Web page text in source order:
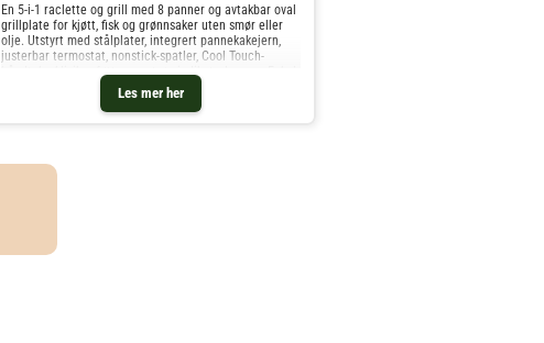
Les mer her
En 5-i-1 raclette og grill med 8 panner og avtakbar oval
grillplate for kjøtt, fisk og grønnsaker uten smør eller
olje. Utstyrt med stålplater, integrert pannekakejern,
justerbar termostat, nonstick-spatler, Cool Touch-
håndtak, sklisikre føtter og strømindikatorlamper. Enkel
å rengjøre med stor stekeflate på 43x30 cm. Leveres
med 2 m strømkabel og 1200 W effekt.